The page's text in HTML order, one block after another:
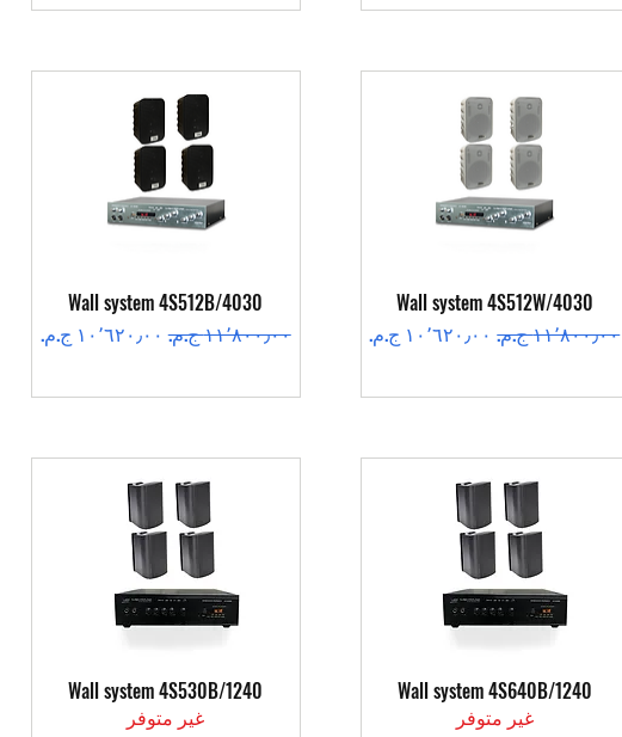
العرض السريع
Wall system 4S512W/4030
سعر عادي‏١١٬٨٠٠٫٠٠ ج.م.‏ سعر البيع
العرض السريع
Wall system 4S512B/4030
سعر عادي‏١١٬٨٠٠٫٠٠ ج.م.‏ سعر البيع
العرض السريع
Wall system 4S640B/1240
غير متوفر
العرض السريع
Wall system 4S530B/1240
غير متوفر